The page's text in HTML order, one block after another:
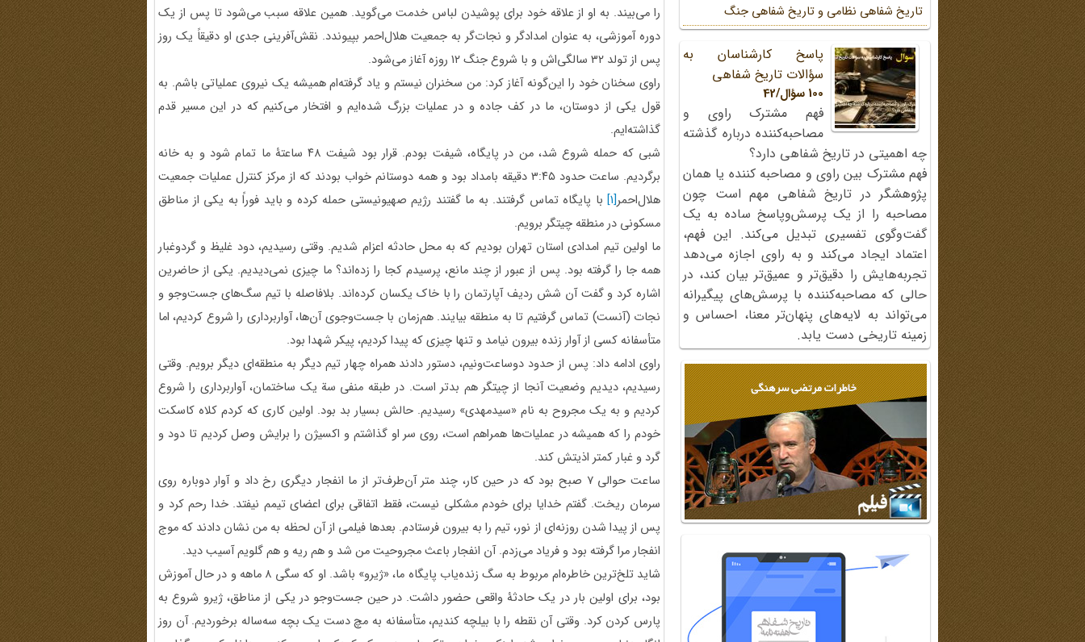
را می‌بیند. به او از علاقه خود برای پوشیدن لباس خدمت می‌گوید. همین علاقه سبب می‌شود تا پس از یک
دوره آموزشی، به عنوان امدادگر و نجات‌گر به جمعیت هلال‌احمر بپیوندد. نقش‌آفرینی جدی او دقیقاً یک روز
پس از تولد ۳۲ سالگی‌اش و با شروع جنگ ۱۲ روزه آغاز می‌شود.
راوی سخنان خود را این‌گونه آغاز کرد: من سخنران نیستم و یاد گرفته‌ام همیشه یک نیروی عملیاتی باشم. به
قول یکی از دوستان، ما در کف جاده و در عملیات بزرگ شده‌ایم و افتخار می‌کنیم که در این مسیر قدم
گذاشته‌ایم.
شبی که حمله شروع شد، من در پایگاه، شیفت بودم. قرار بود شیفت ۴۸ ساعتۀ ما تمام شود و به خانه
برگردیم. ساعت حدود ۳:۴۵ دقیقه بامداد بود و همه دوستانم خواب بودند که از مرکز کنترل عملیات جمعیت
هلال‌احمر[1]
با پایگاه تماس گرفتند. به ما گفتند رژیم صهیونیستی حمله کرده و باید فوراً به یکی از مناطق
مسکونی در منطقه چیتگر برویم.
ما اولین تیم امدادی استان تهران بودیم که به محل حادثه اعزام شدیم. وقتی رسیدیم، دود غلیظ و گردوغبار
همه ‌جا را گرفته بود. پس از عبور از چند مانع، پرسیدم کجا را زده‌اند؟ ما چیزی نمی‌دیدیم. یکی از حاضرین
اشاره کرد و گفت آن شش ردیف آپارتمان را با خاک یکسان کرده‌اند. بلافاصله با تیم سگ‌های جست‌وجو و
نجات (آنست) تماس گرفتیم تا به منطقه بیایند. هم‌زمان با جست‌وجوی آن‌ها، آواربرداری را شروع کردیم، اما
متأسفانه کسی از آوار زنده بیرون نیامد و تنها چیزی که پیدا کردیم، پیکر شهدا بود.
راوی ادامه داد: پس از حدود دوساعت‌ونیم، دستور دادند همراه چهار تیم دیگر به منطقه‌ای دیگر برویم. وقتی
رسیدیم، دیدیم وضعیت آنجا از چیتگر هم بدتر است. در طبقه منفی سة یک ساختمان، آواربرداری را شروع
کردیم و به یک مجروح به نام «سیدمهدی» رسیدیم. حالش بسیار بد بود. اولین کاری که کردم کلاه کاسکت
خودم را که همیشه در عملیات‌ها همراهم است، روی سر او گذاشتم و اکسیژن را برایش وصل کردیم تا دود و
گرد و غبار کمتر اذیتش کند.
ساعت حوالی ۷ صبح بود که در حین کار، چند متر آن‌طرف‌تر از ما انفجار دیگری رخ داد و آوار دوباره روی
سرمان ریخت. گفتم خدایا برای خودم مشکلی نیست، فقط اتفاقی برای اعضای تیمم نیفتد. خدا رحم کرد و
پس از پیدا شدن روزنه‌ای از نور، تیم را به بیرون فرستادم. بعدها فیلمی از آن لحظه به من نشان دادند که موج
انفجار مرا گرفته بود و فریاد می‌زدم. آن انفجار باعث مجروحیت من شد و هم ریه و هم گلویم آسیب دید.
شاید تلخ‌ترین خاطره‌ام مربوط به سگ زنده‌یاب پایگاه ما، «ژیرو» باشد. او که سگی ۸ ماهه و در حال آموزش
بود، برای اولین بار در یک حادثۀ واقعی حضور داشت. در حین جست‌وجو در یکی از مناطق، ژیرو شروع به
پارس کردن کرد. وقتی آن نقطه را با بیلچه کندیم، متأسفانه به مچ دست یک بچه سه‌ساله برخوردیم. آن روز
تاریخ شفاهی نظامی و تاریخ شفاهی جنگ
پاسخ کارشناسان به
سؤالات تاریخ شفاهی
100 سؤال/42
فهم مشترک راوی و
مصاحبه‌کننده درباره گذشته
چه اهمیتی در تاریخ شفاهی دارد؟
فهم مشترک بین راوی و مصاحبه کننده یا همان
پژوهشگر در تاریخ شفاهی مهم است چون
مصاحبه را از یک پرسش‌وپاسخ ساده به یک
گفت‌وگوی تفسیری تبدیل می‌کند. این فهم،
اعتماد ایجاد می‌کند و به راوی اجازه می‌دهد
تجربه‌هایش را دقیق‌تر و عمیق‌تر بیان کند، در
حالی که مصاحبه‌کننده با پرسش‌های پیگیرانه
می‌تواند به لایه‌های پنهان‌تر معنا، احساس و
زمینه تاریخی دست یابد.